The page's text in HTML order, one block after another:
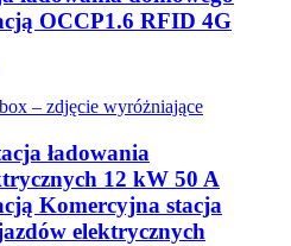
OCCP1.6 RFID 4G
ładowania
12 kW 50 A
Komercyjna stacja
elektrycznych